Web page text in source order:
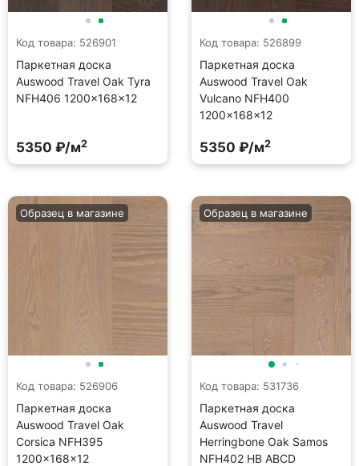
Код товара: 526901
Паркетная доска
Auswood Travel Oak Tyra
NFH406 1200×168×12
5350 ₽/м2
Код товара: 526899
Паркетная доска
Auswood Travel Oak
Vulcano NFH400
1200×168×12
5350 ₽/м2
Код товара: 526906
Паркетная доска
Auswood Travel Oak
Corsica NFH395
1200×168×12
Образец в магазине
Код товара: 531736
Паркетная доска
Auswood Travel
Herringbone Oak Samos
NFH402 HB АBСD
Образец в магазине